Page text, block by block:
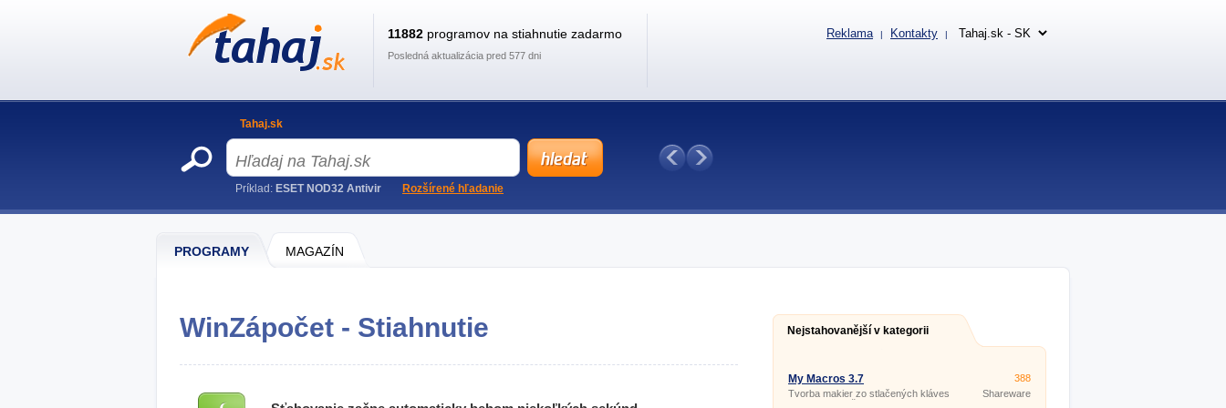
PROGRAMY MAGAZÍN
WinZápočet - Stiahnutie Nejstahovanější v kategorii
My Macros 3.7
Tvorba makier zo stlačených kláves
a pohybov myši.
388
Shareware
11882 programov na stiahnutie zadarmo
Posledná aktualizácia pred 577 dni
Reklama | Kontakty |
Tahaj.sk
Príklad: ESET NOD32 Antivir Rozšírené hľadanie